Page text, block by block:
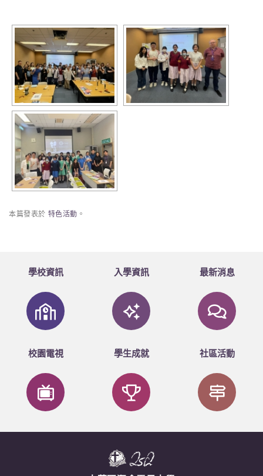
本篇發表於 特色活動 。
學校資訊 入學資訊 最新消息
校園電視 學生成就 社區活動